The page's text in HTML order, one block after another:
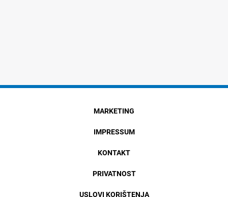
MARKETING
IMPRESSUM
KONTAKT
PRIVATNOST
USLOVI KORIŠTENJA